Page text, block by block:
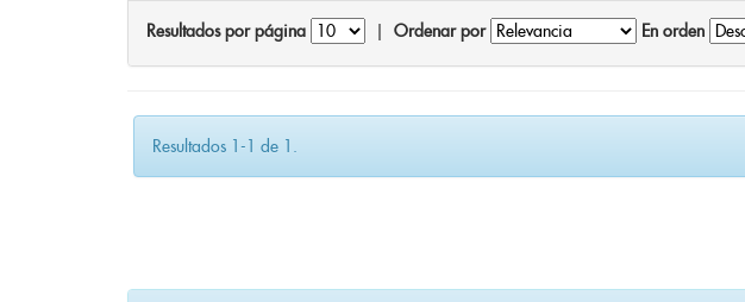
Resultados por página Ordenar por En orden
Resultados 1-1 de 1.